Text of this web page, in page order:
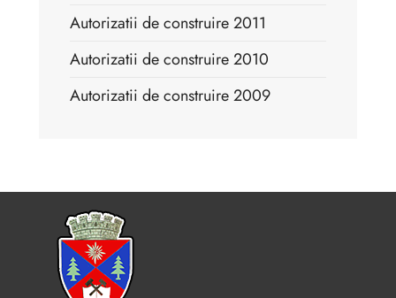
Autorizatii de construire 2011
Autorizatii de construire 2010
Autorizatii de construire 2009